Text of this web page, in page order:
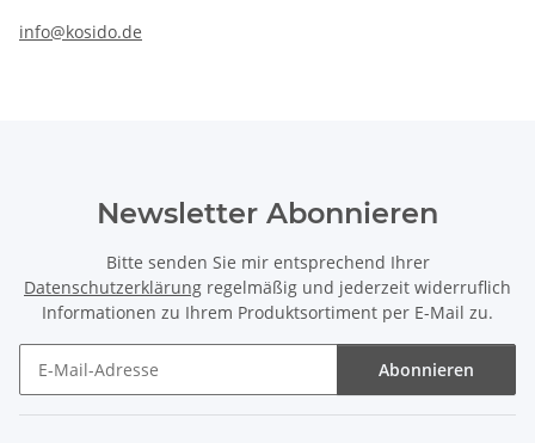
info@kosido.de
Newsletter Abonnieren
Bitte senden Sie mir entsprechend Ihrer
Datenschutzerklärung regelmäßig und jederzeit widerruflich
Informationen zu Ihrem Produktsortiment per E-Mail zu.
Abonnieren